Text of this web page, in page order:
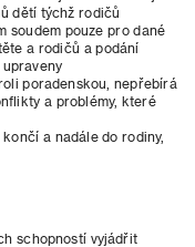
dětí týchž rodičů
soudem pouze pro dané
a rodičů a podání
poradenskou, nepřebírá
a problémy, které
a nadále do rodiny,
schopností vyjádřit